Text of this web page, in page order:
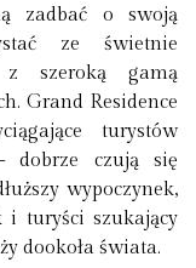
zadbać o swoją
ze świetnie
z szeroką gamą
Grand Residence
turystów
dobrze czują się
wypoczynek,
turyści szukający
dookoła świata.